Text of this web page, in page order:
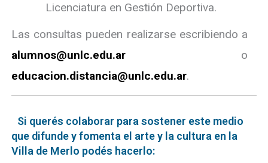
Licenciatura en Gestión Deportiva.
Las consultas pueden realizarse escribiendo a
alumnos@unlc.edu.ar o
educacion.distancia@unlc.edu.ar.
Si querés colaborar para sostener este medio
que difunde y fomenta el arte y la cultura en la
Villa de Merlo podés hacerlo: